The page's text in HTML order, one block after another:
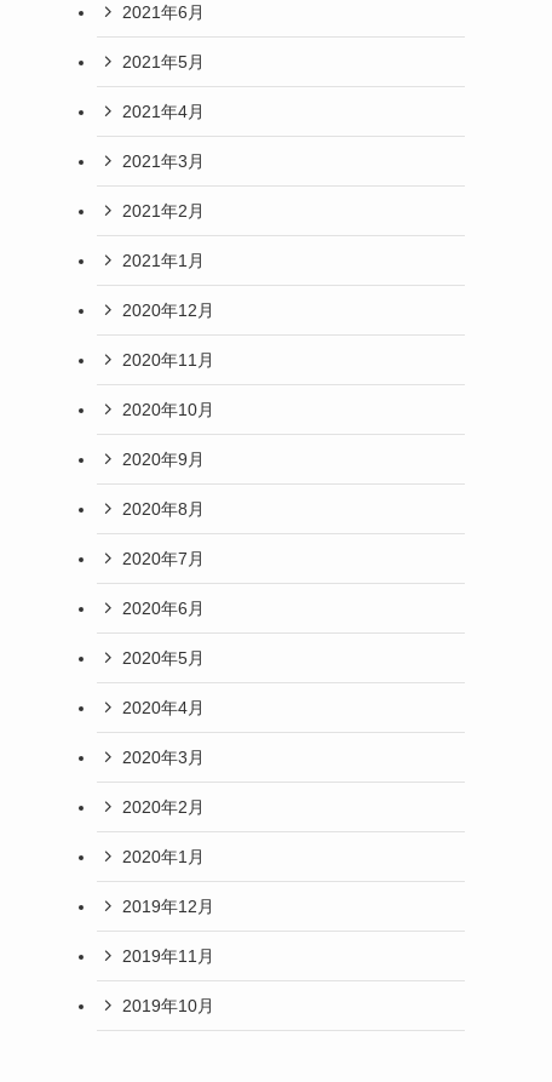
2021年6月
2021年5月
2021年4月
2021年3月
2021年2月
2021年1月
2020年12月
2020年11月
2020年10月
2020年9月
2020年8月
2020年7月
2020年6月
2020年5月
2020年4月
2020年3月
2020年2月
2020年1月
2019年12月
2019年11月
2019年10月